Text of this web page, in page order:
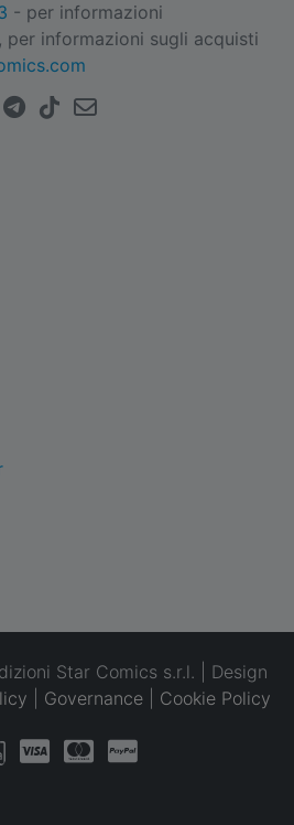
- per informazioni
, per informazioni sugli acquisti
Star Comics s.r.l. | Design
Governance Cookie Policy